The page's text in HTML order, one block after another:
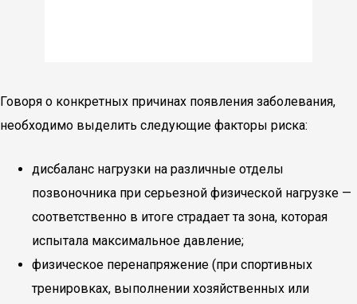
Говоря о конкретных причинах появления заболевания,
необходимо выделить следующие факторы риска:
дисбаланс нагрузки на различные отделы
позвоночника при серьезной физической нагрузке —
соответственно в итоге страдает та зона, которая
испытала максимальное давление;
физическое перенапряжение (при спортивных
тренировках, выполнении хозяйственных или